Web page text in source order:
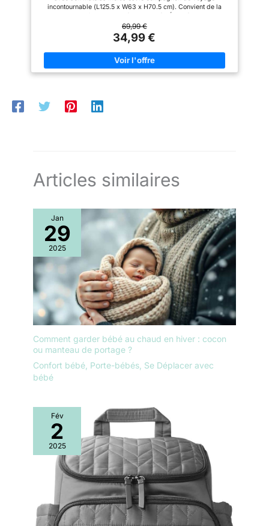
joue ou se repose
incontournable (L125.5 x W63 x H70.5 cm). Convient de la
naissance à env. 3 ans (max. 15 kg) LÉGER (SAC DE
TRANSPORT INCLUS) : pesant 8,55 kg, vous pouvez
facilement plier/déplier Soft Dreams, le ranger dans le sac de
transport, le fermer avec la fermeture éclair et le porter d'une
seule main MATELAS EN FIBRE DE BOIS ET MOUSSE : le lit de
voyage est livré avec un matelas en mousse (L60 x L120 cm)
de 2 cm d'épaisseur qui offre de la stabilité à votre bébé grâce
plié (W70 x H74.5 cm) BEBECONFORT - SMALL MOMENTS,
BIG SMILES : Bebeconfort propose une large gamme de
69,99 €
34,99 €
Articles similaires
Jan
29
2025
Comment garder bébé au chaud en hiver : cocon
ou manteau de portage ?
Confort bébé Porte-bébés Se Déplacer avec
bébé
Fév
2
2025